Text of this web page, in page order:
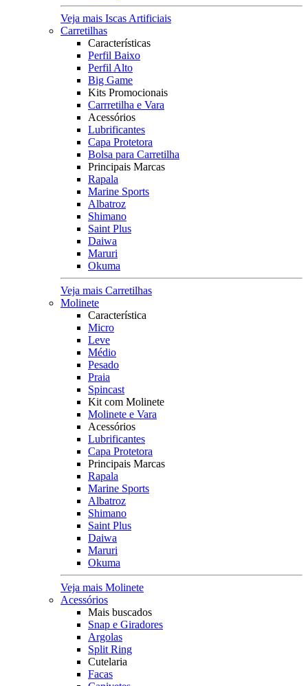
Veja mais Iscas Artificiais
Carretilhas
Características
Perfil Baixo
Perfil Alto
Big Game
Kits Promocionais
Carrretilha e Vara
Acessórios
Lubrificantes
Capa Protetora
Bolsa para Carretilha
Principais Marcas
Rapala
Marine Sports
Albatroz
Shimano
Saint Plus
Daiwa
Maruri
Okuma
Veja mais Carretilhas
Molinete
Característica
Micro
Leve
Médio
Pesado
Praia
Spincast
Kit com Molinete
Molinete e Vara
Acessórios
Lubrificantes
Capa Protetora
Principais Marcas
Rapala
Marine Sports
Albatroz
Shimano
Saint Plus
Daiwa
Maruri
Okuma
Veja mais Molinete
Acessórios
Mais buscados
Snap e Giradores
Argolas
Split Ring
Cutelaria
Facas